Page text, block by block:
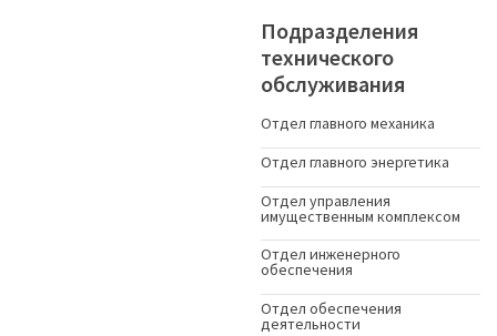
Подразделения
технического
обслуживания
Отдел главного механика
Отдел главного энергетика
Отдел управления
имущественным комплексом
Отдел инженерного
обеспечения
Отдел обеспечения
деятельности